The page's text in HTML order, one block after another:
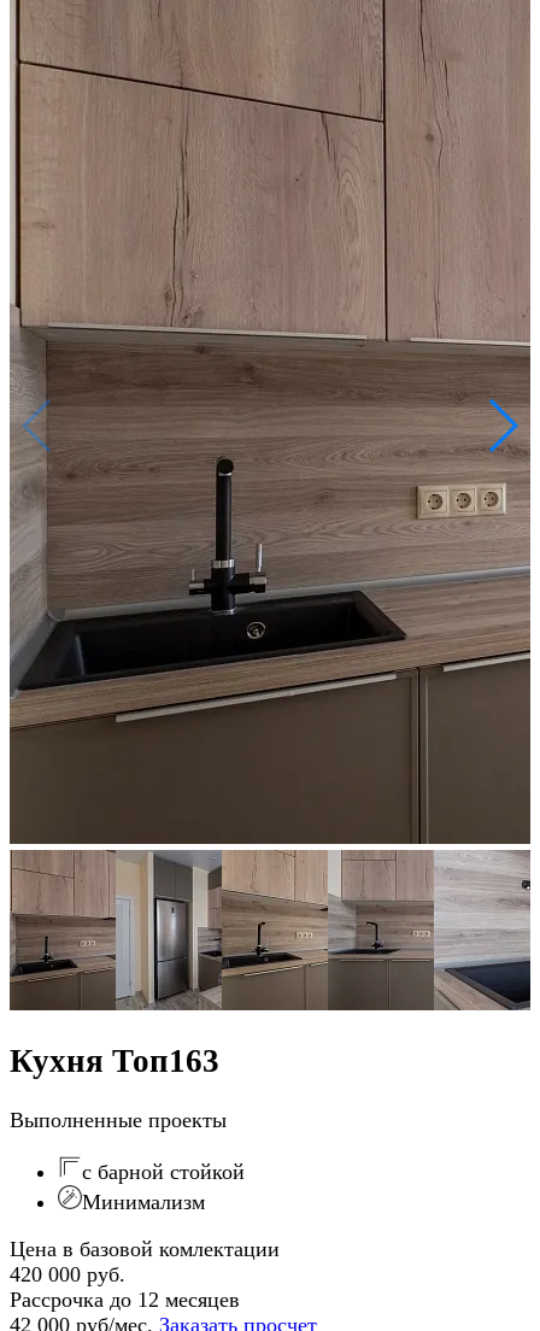
Кухня Топ163
Выполненные проекты
с барной стойкой
Минимализм
Цена в базовой комлектации
420 000 руб.
Рассрочка до 12 месяцев
42 000 руб/мес. Заказать просчет